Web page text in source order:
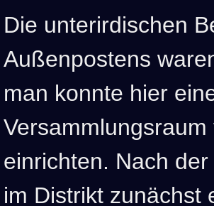
Die unterirdischen
Außenpostens
man konnte hier
einrichten. Nach
im Distrikt zunächst